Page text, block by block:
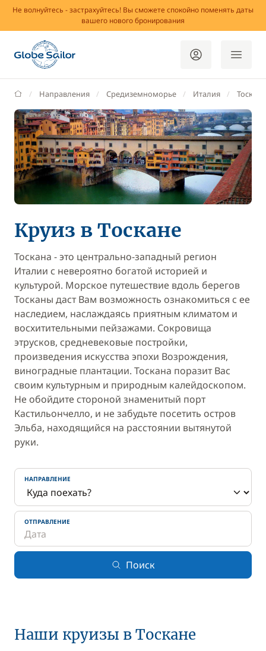
Не волнуйтесь - застрахуйтесь! Вы сможете спокойно поменять даты
вашего нового бронирования
GlobeSailor
Направления Средиземноморье Италия Тоскана
Круиз в Тоскане
Тоскана - это центрально-западный регион
Италии с невероятно богатой историей и
культурой. Морское путешествие вдоль берегов
Тосканы даст Вам возможность ознакомиться с ее
наследием, наслаждаясь приятным климатом и
восхитительными пейзажами. Сокровища
этрусков, средневековые постройки,
произведения искусства эпохи Возрождения,
виноградные плантации. Тоскана поразит Вас
своим культурным и природным калейдоскопом.
Не обойдите стороной знаменитый порт
Кастильончелло, и не забудьте посетить остров
Эльба, находящийся на расстоянии вытянутой
руки.
НАПРАВЛЕНИЕ
ОТПРАВЛЕНИЕ
Поиск
Наши круизы в Тоскане